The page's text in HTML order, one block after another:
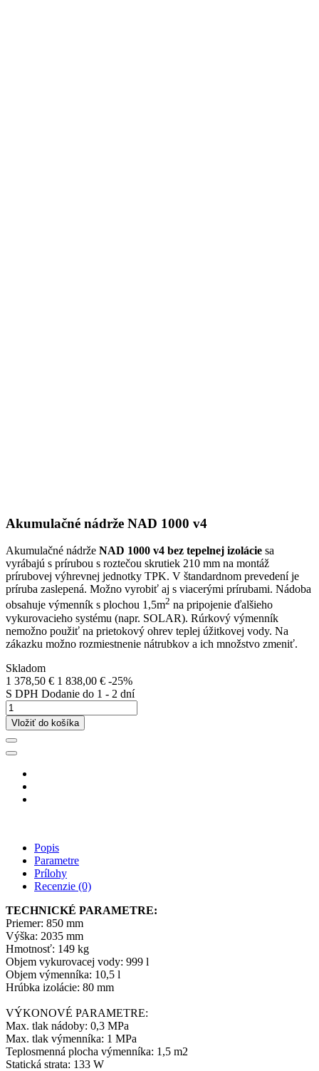
Akumulačné nádrže NAD 1000 v4
Akumulačné nádrže NAD 1000 v4 bez tepelnej izolácie sa
vyrábajú s prírubou s roztečou skrutiek 210 mm na montáž
prírubovej výhrevnej jednotky TPK. V štandardnom prevedení je
príruba zaslepená. Možno vyrobiť aj s viacerými prírubami. Nádoba
obsahuje výmenník s plochou 1,5m2 na pripojenie ďalšieho
vykurovacieho systému (napr. SOLAR). Rúrkový výmenník
nemožno použiť na prietokový ohrev teplej úžitkovej vody. Na
zákazku možno rozmiestnenie nátrubkov a ich množstvo zmeniť.
Skladom
1 378,50 € 1 838,00 € -25%
S DPH Dodanie do 1 - 2 dní
Vložiť do košíka
Popis
Parametre
Prílohy
Recenzie (0)
TECHNICKÉ PARAMETRE:
Priemer: 850 mm
Výška: 2035 mm
Hmotnosť: 149 kg
Objem vykurovacej vody: 999 l
Objem výmenníka: 10,5 l
Hrúbka izolácie: 80 mm
VÝKONOVÉ PARAMETRE:
Max. tlak nádoby: 0,3 MPa
Max. tlak výmenníka: 1 MPa
Teplosmenná plocha výmenníka: 1,5 m2
Statická strata: 133 W